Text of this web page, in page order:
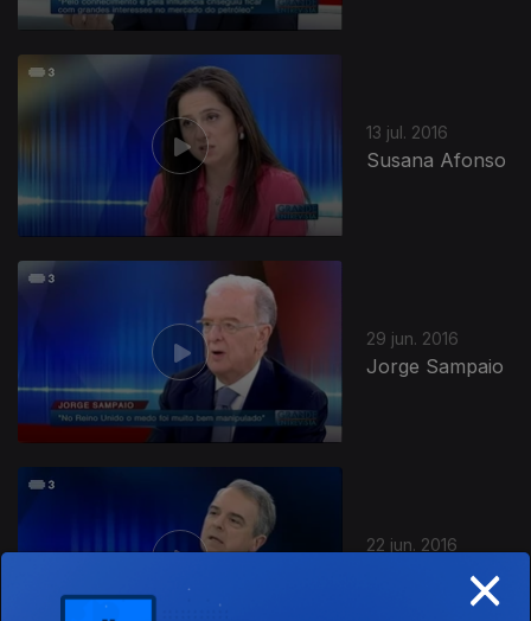
13 jul. 2016
Susana Afonso
29 jun. 2016
Jorge Sampaio
22 jun. 2016
239068
×